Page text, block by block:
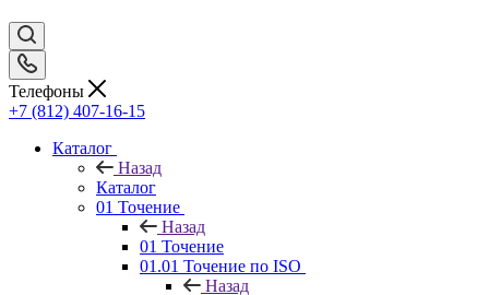
Телефоны
+7 (812) 407-16-15
Каталог
Назад
Каталог
01 Точение
Назад
01 Точение
01.01 Точение по ISO
Назад